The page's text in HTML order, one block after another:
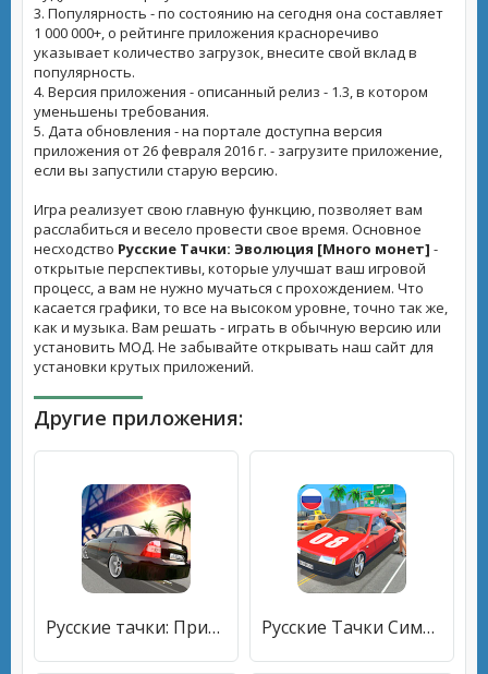
3. Популярность - по состоянию на сегодня она составляет
1 000 000+, о рейтинге приложения красноречиво
указывает количество загрузок, внесите свой вклад в
популярность.
4. Версия приложения - описанный релиз - 1.3, в котором
уменьшены требования.
5. Дата обновления - на портале доступна версия
приложения от 26 февраля 2016 г. - загрузите приложение,
если вы запустили старую версию.
Игра реализует свою главную функцию, позволяет вам
расслабиться и весело провести свое время. Основное
несходство Русские Тачки: Эволюция [Много монет] -
открытые перспективы, которые улучшат ваш игровой
процесс, а вам не нужно мучаться с прохождением. Что
касается графики, то все на высоком уровне, точно так же,
как и музыка. Вам решать - играть в обычную версию или
установить МОД. Не забывайте открывать наш сайт для
установки крутых приложений.
Другие приложения:
Русские тачки: Приорик 2 [Много денег] Русские Тачки Симулятор [Мод меню]